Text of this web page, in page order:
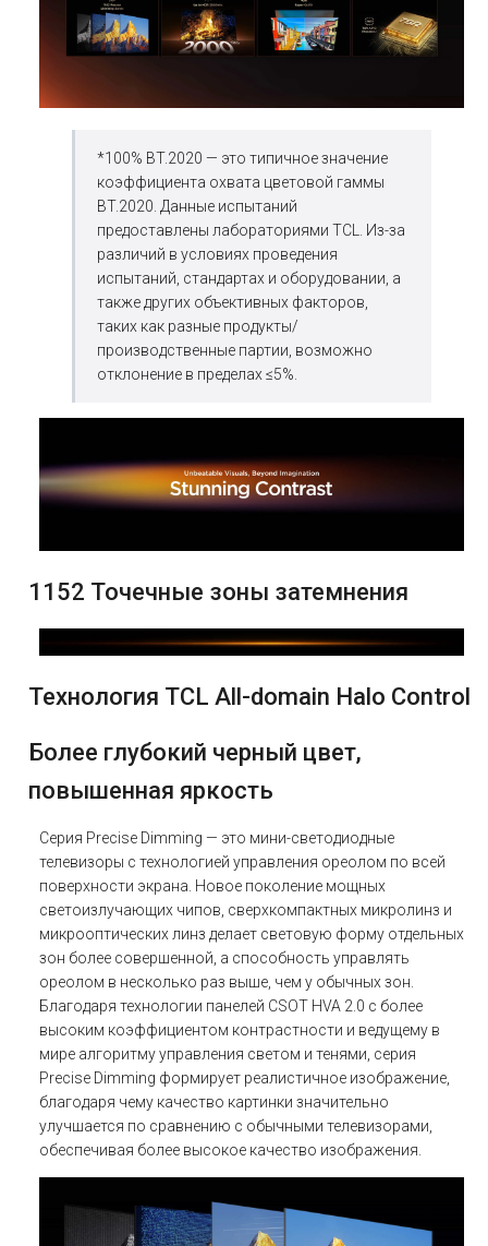
*100% BT.2020 — это типичное значение
коэффициента охвата цветовой гаммы
BT.2020. Данные испытаний
предоставлены лабораториями TCL. Из-за
различий в условиях проведения
испытаний, стандартах и оборудовании, а
также других объективных факторов,
таких как разные продукты/
производственные партии, возможно
отклонение в пределах ≤5%.
1152 Точечные зоны затемнения
Технология TCL All-domain Halo Control
Более глубокий черный цвет,
повышенная яркость
Серия Precise Dimming — это мини-светодиодные
телевизоры с технологией управления ореолом по всей
поверхности экрана. Новое поколение мощных
светоизлучающих чипов, сверхкомпактных микролинз и
микрооптических линз делает световую форму отдельных
зон более совершенной, а способность управлять
ореолом в несколько раз выше, чем у обычных зон.
Благодаря технологии панелей CSOT HVA 2.0 с более
высоким коэффициентом контрастности и ведущему в
мире алгоритму управления светом и тенями, серия
Precise Dimming формирует реалистичное изображение,
благодаря чему качество картинки значительно
улучшается по сравнению с обычными телевизорами,
обеспечивая более высокое качество изображения.